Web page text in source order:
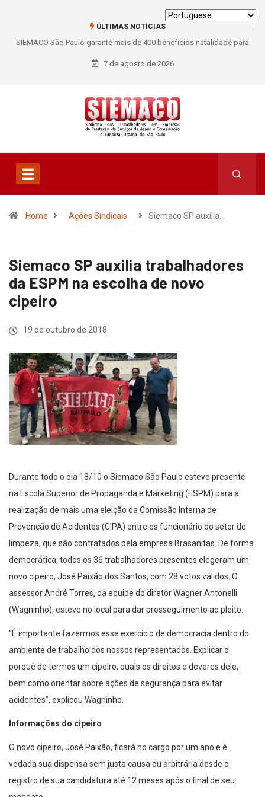
ÚLTIMAS NOTÍCIAS
SIEMACO São Paulo garante mais de 400 benefícios natalidade para
trabalhadores do Asseio em 2026
7 de agosto de 2026
Home Ações Sindicais Siemaco SP auxilia…
Siemaco SP auxilia trabalhadores
da ESPM na escolha de novo
cipeiro
19 de outubro de 2018
Durante todo o dia 18/10 o Siemaco São Paulo esteve presente
na Escola Superior de Propaganda e Marketing (ESPM) para a
realização de mais uma eleição da Comissão Interna de
Prevenção de Acidentes (CIPA) entre os funcionário do setor de
limpeza, que são contratados pela empresa Brasanitas. De forma
democrática, todos os 36 trabalhadores presentes elegeram um
novo cipeiro, José Paixão dos Santos, com 28 votos válidos. O
assessor André Torres, da equipe do diretor Wagner Antonelli
(Wagninho), esteve no local para dar prosseguimento ao pleito.
“É importante fazermos esse exercício de democracia dentro do
ambiente de trabalho dos nossos representados. Explicar o
porquê de termos um cipeiro, quais os direitos e deveres dele,
bem como orientar sobre ações de segurança para evitar
acidentes”, explicou Wagninho.
Informações do cipeiro
O novo cipeiro, José Paixão, ficará no cargo por um ano e é
vedada sua dispensa sem justa causa ou arbitrária desde o
registro de sua candidatura até 12 meses após o final de seu